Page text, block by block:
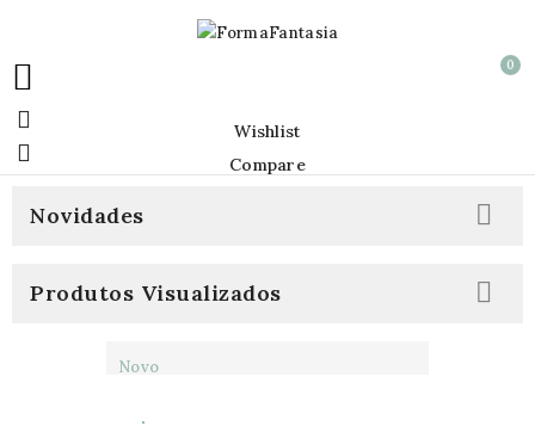
 0
 Wishlist
 Compare
Novidades 
Produtos Visualizados 
Novo